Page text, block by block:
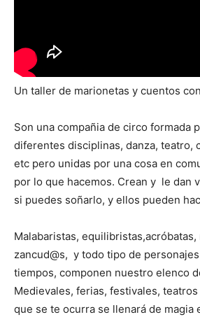
Un taller de marionetas y cuentos
Son una compañia de circo formada
diferentes disciplinas, danza, teatro,
etc pero unidas por una cosa en
por lo que hacemos. Crean y le dan
si puedes soñarlo, y ellos pueden
Malabaristas, equilibristas,acróbatas,
zancud@s, y todo tipo de
tiempos, componen nuestro elenco
Medievales, ferias, festivales,
que se te ocurra se llenará de magia